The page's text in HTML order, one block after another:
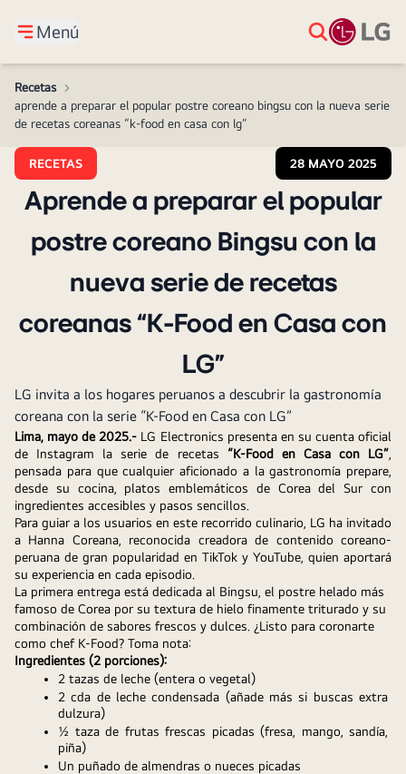
Menú
Recetas
>
aprende a preparar el popular postre coreano bingsu con la nueva serie
de recetas coreanas “k-food en casa con lg”
RECETAS 28 MAYO 2025
Aprende a preparar el popular
postre coreano Bingsu con la
nueva serie de recetas
coreanas “K-Food en Casa con
LG”
LG invita a los hogares peruanos a descubrir la gastronomía
coreana con la serie “K-Food en Casa con LG”
Lima, mayo de 2025.- LG Electronics presenta en su cuenta oficial
de Instagram la serie de recetas “K-Food en Casa con LG”
pensada para que cualquier aficionado a la gastronomía prepare,
desde su cocina, platos emblemáticos de Corea del Sur con
ingredientes accesibles y pasos sencillos.
Para guiar a los usuarios en este recorrido culinario, LG ha invitado
a Hanna Coreana, reconocida creadora de contenido coreano-
peruana de gran popularidad en TikTok y YouTube, quien aportará
su experiencia en cada episodio.
La primera entrega está dedicada al Bingsu el postre helado más
famoso de Corea por su textura de hielo finamente triturado y su
combinación de sabores frescos y dulces. ¿Listo para coronarte
como chef K-Food? Toma nota:
Ingredientes (2 porciones):
2 tazas de leche (entera o vegetal)
2 cda de leche condensada (añade más si buscas extra
dulzura)
½ taza de frutas frescas picadas (fresa, mango, sandía,
piña)
Un puñado de almendras o nueces picadas